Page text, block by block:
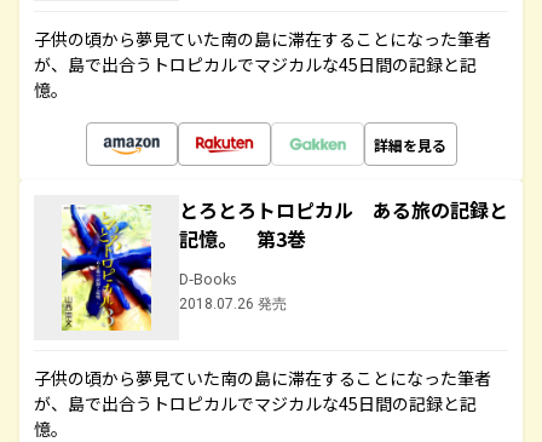
子供の頃から夢見ていた南の島に滞在することになった筆者
が、島で出合うトロピカルでマジカルな45日間の記録と記
憶。
詳細を見る
とろとろトロピカル ある旅の記録と
記憶。 第3巻
D-Books
2018.07.26 発売
子供の頃から夢見ていた南の島に滞在することになった筆者
が、島で出合うトロピカルでマジカルな45日間の記録と記
憶。